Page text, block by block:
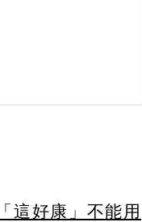
這好康」不能用